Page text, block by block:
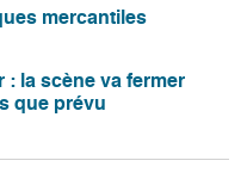
mercantiles
: la scène va fermer
que prévu